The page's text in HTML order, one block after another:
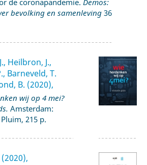
bevolking en samenleving 36
Heilbron, J.,
Barneveld, T.
B. (2020),
wij op 4 mei?
Amsterdam:
215 p.